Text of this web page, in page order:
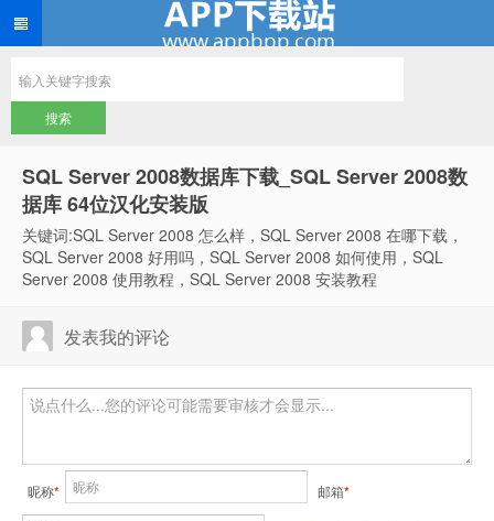
SQL Server 2008数据库下载_SQL Server 2008数
据库 64位汉化安装版
关键词:SQL Server 2008 怎么样，SQL Server 2008 在哪下载，
SQL Server 2008 好用吗，SQL Server 2008 如何使用，SQL
Server 2008 使用教程，SQL Server 2008 安装教程
发表我的评论
昵称* 邮箱*